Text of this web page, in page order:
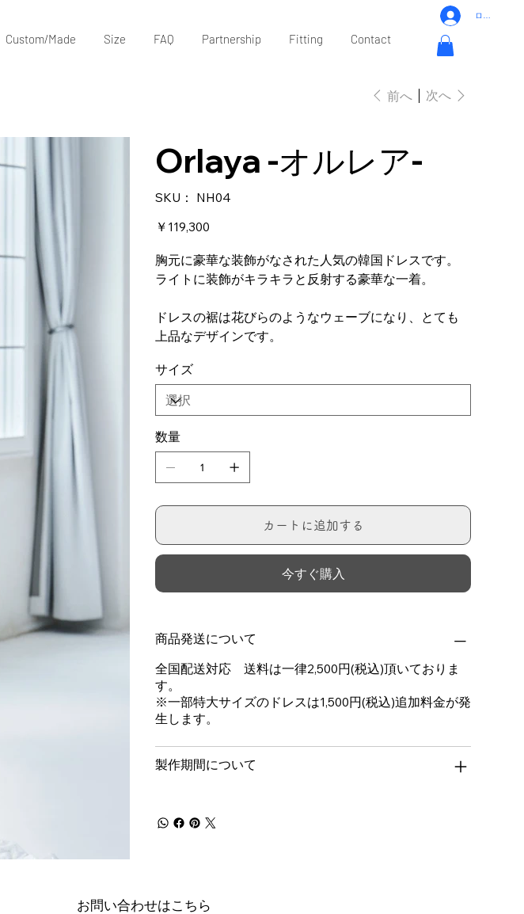
Custom/Made Size FAQ Partnership Fitting Contact
ログイン
前へ 次へ
Orlaya -オルレア-
SKU：
SKU：
NH04
NH04
価￥119,300
胸元に豪華な装飾がなされた人気の韓国ドレスです。
ライトに装飾がキラキラと反射する豪華な一着。
ドレスの裾は花びらのようなウェーブになり、とても
上品なデザインです。
サイズ
数量
カートに追加する
今すぐ購入
商品発送について
全国配送対応 送料は一律2,500円(税込)頂いておりま
す。
※一部特大サイズのドレスは1,500円(税込)追加料金が発
生します。
製作期間について
お問い合わせはこちら